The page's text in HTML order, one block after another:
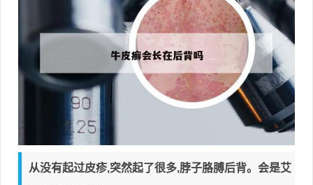
从没有起过皮疹,突然起了很多,脖子胳膊后背。会是艾